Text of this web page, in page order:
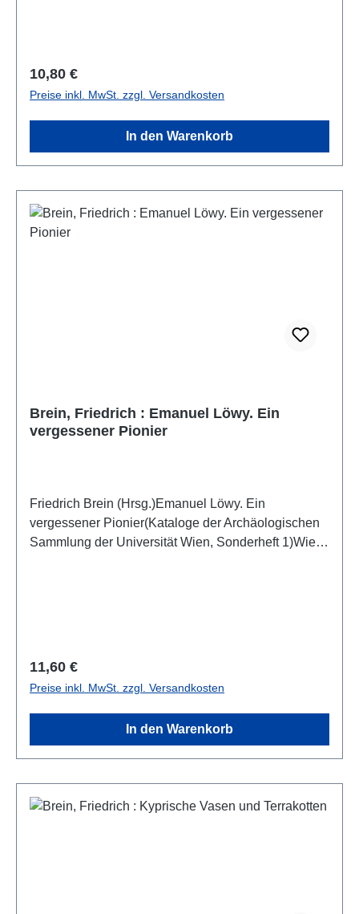
Regulärer Preis:
10,80 €
Preise inkl. MwSt. zzgl. Versandkosten
In den Warenkorb
Brein, Friedrich : Emanuel Löwy. Ein
vergessener Pionier
Friedrich Brein (Hrsg.)Emanuel Löwy. Ein
vergessener Pionier(Kataloge der Archäologischen
Sammlung der Universität Wien, Sonderheft 1)Wien
Regulärer Preis:
11,60 €
Preise inkl. MwSt. zzgl. Versandkosten
In den Warenkorb